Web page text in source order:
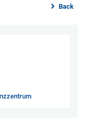
Back